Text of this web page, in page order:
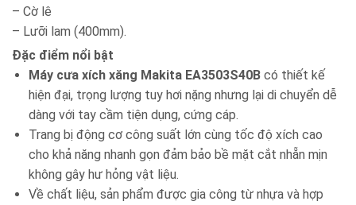
– Cờ lê
– Lưỡi lam (400mm).
Đặc điểm nổi bật
Máy cưa xích xăng Makita EA3503S40Bcó thiết kế
hiện đại, trọng lượng tuy hơi nặng nhưng lại di chuyển dễ
dàng với tay cầm tiện dụng, cứng cáp.
Trang bị động cơ công suất lớn cùng tốc độ xích cao
cho khả năng nhanh gọn đảm bảo bề mặt cắt nhẵn mịn
không gây hư hỏng vật liệu.
Về chất liệu, sản phẩm được gia công từ nhựa và hợp